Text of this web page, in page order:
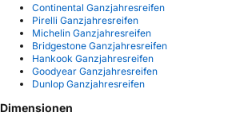
Continental Ganzjahresreifen
Pirelli Ganzjahresreifen
Michelin Ganzjahresreifen
Bridgestone Ganzjahresreifen
Hankook Ganzjahresreifen
Goodyear Ganzjahresreifen
Dunlop Ganzjahresreifen
Dimensionen